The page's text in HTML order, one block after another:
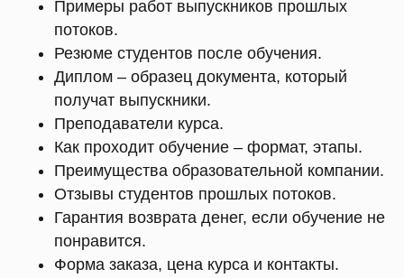
Примеры работ выпускников прошлых
потоков.
Резюме студентов после обучения.
Диплом – образец документа, который
получат выпускники.
Преподаватели курса.
Как проходит обучение – формат, этапы.
Преимущества образовательной компании.
Отзывы студентов прошлых потоков.
Гарантия возврата денег, если обучение не
понравится.
Форма заказа, цена курса и контакты.